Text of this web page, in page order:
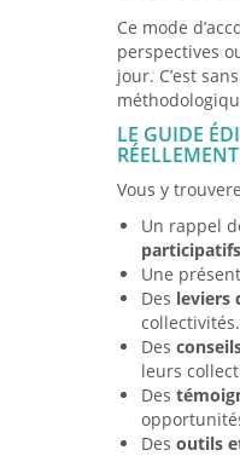
Ce mode
perspectives
jour. C’est
LE GUIDE
Vous y
Un rappel
Une
Des leviers
collectivités.
Des
leurs
Des
Des outils